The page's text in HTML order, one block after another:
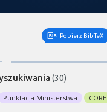
Pobierz BibTeX
(30)
Punktacja Ministerstwa CORE